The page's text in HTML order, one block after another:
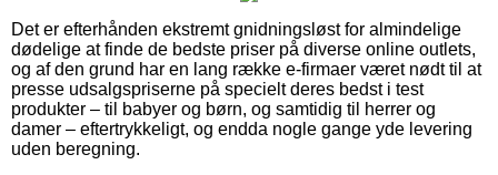
Det er efterhånden ekstremt gnidningsløst for almindelige
dødelige at finde de bedste priser på diverse online outlets,
og af den grund har en lang række e-firmaer været nødt til at
presse udsalgspriserne på specielt deres bedst i test
produkter – til babyer og børn, og samtidig til herrer og
damer – eftertrykkeligt, og endda nogle gange yde levering
uden beregning.